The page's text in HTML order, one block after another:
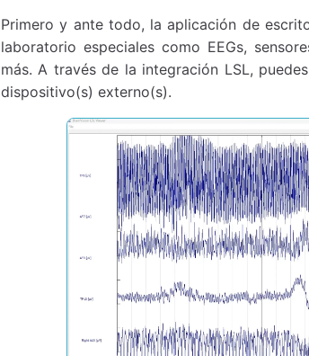
Primero y ante todo, la aplicación de
laboratorio especiales como EEGs,
más. A través de la integración LSL,
dispositivo(s) externo(s).